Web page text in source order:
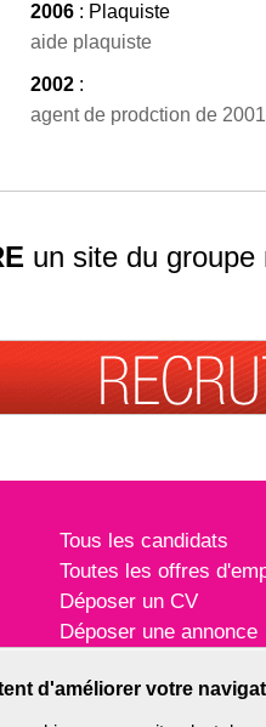
2006 : Plaquiste
aide plaquiste
2002 :
agent de prodction de
d'améliorer votre
un site du groupe
Tous les candidats
Toutes les offres
Déposer un CV
Déposer une annonce